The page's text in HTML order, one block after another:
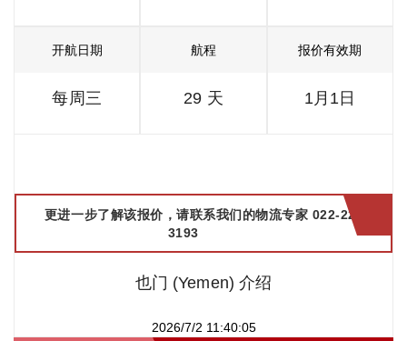
开航日期
每周三
航程
29 天
报价有效期
1月1日
更进一步了解该报价，请联系我们的物流专家 022-2299
3193
也门 (Yemen) 介绍
2026/7/2 11:40:05